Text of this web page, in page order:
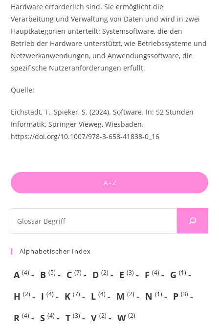
Hardware erforderlich sind. Sie ermöglicht die
Verarbeitung und Verwaltung von Daten und wird in zwei
Hauptkategorien unterteilt: Systemsoftware, die den
Betrieb der Hardware unterstützt, wie Betriebssysteme und
Netzwerkanwendungen, und Anwendungssoftware, die
spezifische Nutzeranforderungen erfüllt.
Quelle:
Eichstädt, T., Spieker, S. (2024). Software. In: 52 Stunden
Informatik. Springer Vieweg, Wiesbaden.
https://doi.org/10.1007/978-3-658-41838-0_16
A - Z
Alphabetischer Index
A(4) B(5) C(7) D(2) E(3) F(4) G(1)
H(2) I(4) K(7) L(4) M(2) N(1) P(3)
R(4) S(4) T(3) V(2) W(2)